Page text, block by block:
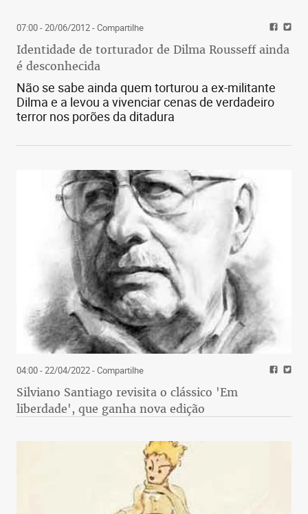
07:00 - 20/06/2012- Compartilhe
Identidade de torturador de Dilma Rousseff ainda
é desconhecida
Não se sabe ainda quem torturou a ex-militante
Dilma e a levou a vivenciar cenas de verdadeiro
terror nos porões da ditadura
04:00 - 22/04/2022- Compartilhe
Silviano Santiago revisita o clássico 'Em
liberdade', que ganha nova edição